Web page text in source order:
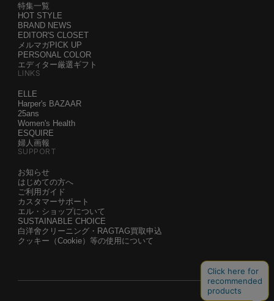
特集一覧
HOT STYLE
BRAND NEWS
EDITOR'S CLOSET
メルマガPICK UP
PERSONAL COLOR
エディター厳選ギフト
LINKS
ELLE
Harper's BAZAAR
25ans
Women's Health
ESQUIRE
婦人画報
SUPPORT
お知らせ
はじめての方へ
ご利用ガイド
カスタマーサポート
エル・ショップについて
SUSTAINABLE CHOICE
白洋舍クリーニング・RAGTAG買取申込
クッキー（Cookie）等の使用について